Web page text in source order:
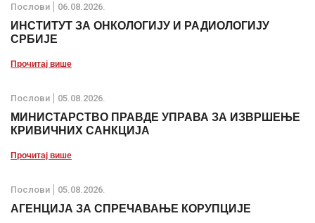
Послови 06.08.2026.
ИНСТИТУТ ЗА ОНКОЛОГИЈУ И РАДИОЛОГИЈУ
СРБИЈЕ
Прочитај више
Послови 05.08.2026.
МИНИСТАРСТВО ПРАВДЕ УПРАВА ЗА ИЗВРШЕЊЕ
КРИВИЧНИХ САНКЦИЈА
Прочитај више
Послови 05.08.2026.
АГЕНЦИЈА ЗА СПРЕЧАВАЊЕ КОРУПЦИЈЕ